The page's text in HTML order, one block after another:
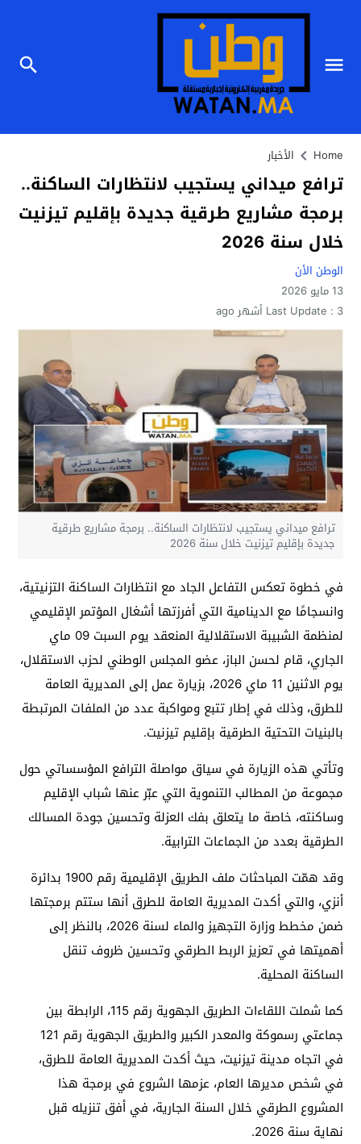
Home الأخبار
ترافع ميداني يستجيب لانتظارات الساكنة..
برمجة مشاريع طرقية جديدة بإقليم تيزنيت
خلال سنة 2026
الوطن الأن
13 مايو 2026
Last Update : 3 أشهر ago
ترافع ميداني يستجيب لانتظارات الساكنة.. برمجة مشاريع طرقية
جديدة بإقليم تيزنيت خلال سنة 2026
في خطوة تعكس التفاعل الجاد مع انتظارات الساكنة التزنيتية،
وانسجامًا مع الدينامية التي أفرزتها أشغال المؤتمر الإقليمي
لمنظمة الشبيبة الاستقلالية المنعقد يوم السبت 09 ماي
الجاري، قام لحسن الباز، عضو المجلس الوطني لحزب الاستقلال،
يوم الاثنين 11 ماي 2026، بزيارة عمل إلى المديرية العامة
للطرق، وذلك في إطار تتبع ومواكبة عدد من الملفات المرتبطة
بالبنيات التحتية الطرقية بإقليم تيزنيت.
وتأتي هذه الزيارة في سياق مواصلة الترافع المؤسساتي حول
مجموعة من المطالب التنموية التي عبّر عنها شباب الإقليم
وساكنته، خاصة ما يتعلق بفك العزلة وتحسين جودة المسالك
الطرقية بعدد من الجماعات الترابية.
وقد همّت المباحثات ملف الطريق الإقليمية رقم 1900 بدائرة
أنزي، والتي أكدت المديرية العامة للطرق أنها ستتم برمجتها
ضمن مخطط وزارة التجهيز والماء لسنة 2026، بالنظر إلى
أهميتها في تعزيز الربط الطرقي وتحسين ظروف تنقل
الساكنة المحلية.
كما شملت اللقاءات الطريق الجهوية رقم 115، الرابطة بين
جماعتي رسموكة والمعدر الكبير والطريق الجهوية رقم 121
في اتجاه مدينة تيزنيت، حيث أكدت المديرية العامة للطرق،
في شخص مديرها العام، عزمها الشروع في برمجة هذا
المشروع الطرقي خلال السنة الجارية، في أفق تنزيله قبل
نهاية سنة 2026.